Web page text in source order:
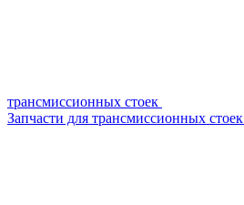
трансмиссионных стоек
Запчасти для трансмиссионных стоек